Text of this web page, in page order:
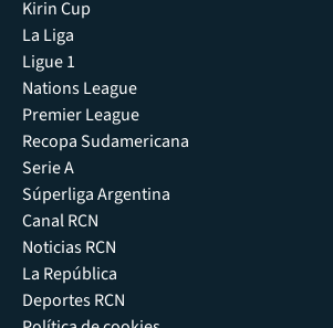
Kirin Cup
La Liga
Ligue 1
Nations League
Premier League
Recopa Sudamericana
Serie A
Súperliga Argentina
Canal RCN
Noticias RCN
La República
Deportes RCN